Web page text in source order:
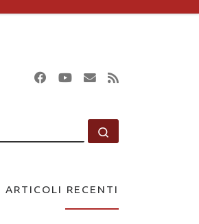
CERCA
ARTICOLI RECENTI